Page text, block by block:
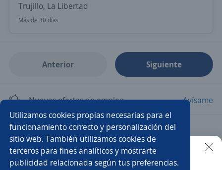
Trujillo, La Libertad
Más de 30 días
Anterior Siguiente
Nuevas ofertas de empleo Avísame
Empleos similares
Practicante de diseño Diseñador/a
Buscar es más fácil en la app
Utilizamos cookies propias necesarias para el
funcionamiento correcto y personalización del
sitio web. También utilizamos cookies de
terceros para fines analíticos y mostrarte
publicidad relacionada según tus preferencias.